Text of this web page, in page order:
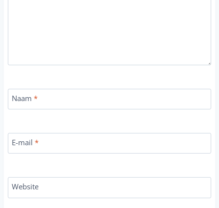
Naam *
E-mail *
Website